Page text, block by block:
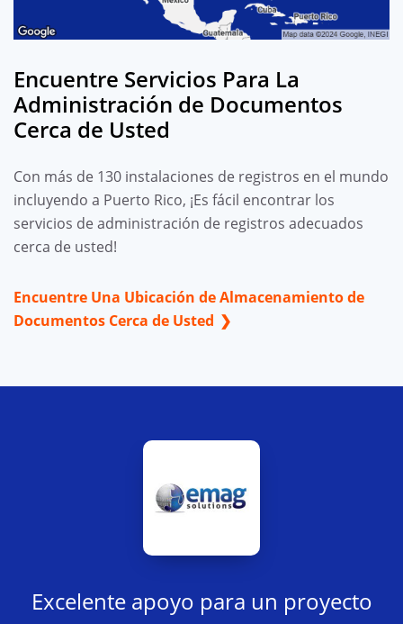
Encuentre Servicios Para La
Administración de Documentos
Cerca de Usted
Con más de 130 instalaciones de registros en el mundo
incluyendo a Puerto Rico, ¡Es fácil encontrar los
servicios de administración de registros adecuados
cerca de usted!
Encuentre Una Ubicación de Almacenamiento de
Documentos Cerca de Usted
Excelente apoyo para un proyecto